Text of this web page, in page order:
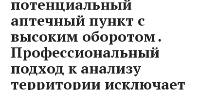
потенциальный
аптечный пункт с
высоким оборотом․
Профессиональный
подход к анализу
территории исключает